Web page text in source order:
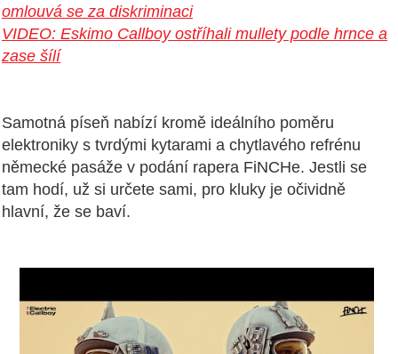
omlouvá se za diskriminaci
VIDEO: Eskimo Callboy ostříhali mullety podle hrnce a
zase šílí
Samotná píseň nabízí kromě ideálního poměru
elektroniky s tvrdými kytarami a chytlavého refrénu
německé pasáže v podání rapera FiNCHe. Jestli se
tam hodí, už si určete sami, pro kluky je očividně
hlavní, že se baví.